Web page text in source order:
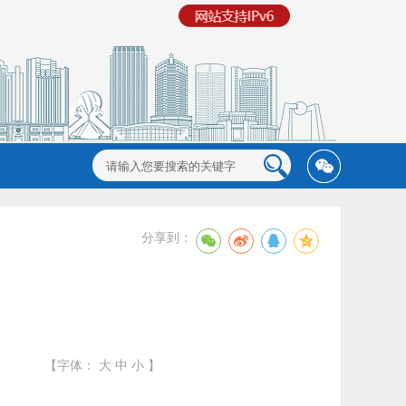
分享到：
【字体： 大 中 小 】